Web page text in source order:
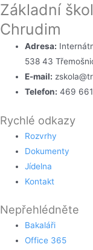
Základní
Chrudim
Adresa:
538 43
E-mail:
Telefon: 469
Rychlé odkazy
Rozvrhy
Dokumenty
Jídelna
Kontakt
Nepřehlédněte
Bakaláři
Office 365